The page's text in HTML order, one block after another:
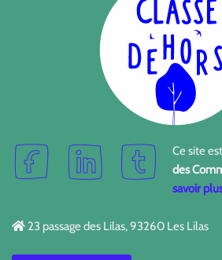
Ce site
des
savoir
23 passage des Lilas, 93260 Les Lilas